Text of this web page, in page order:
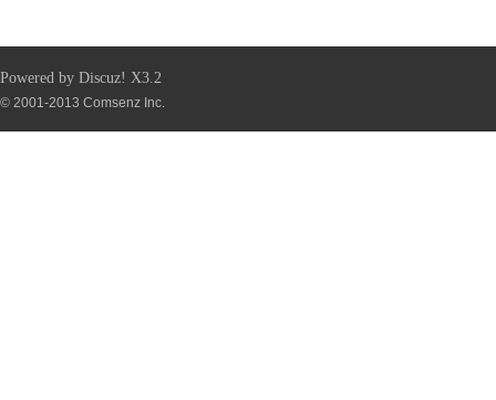
Powered by Discuz! X3.2
© 2001-2013 Comsenz Inc.